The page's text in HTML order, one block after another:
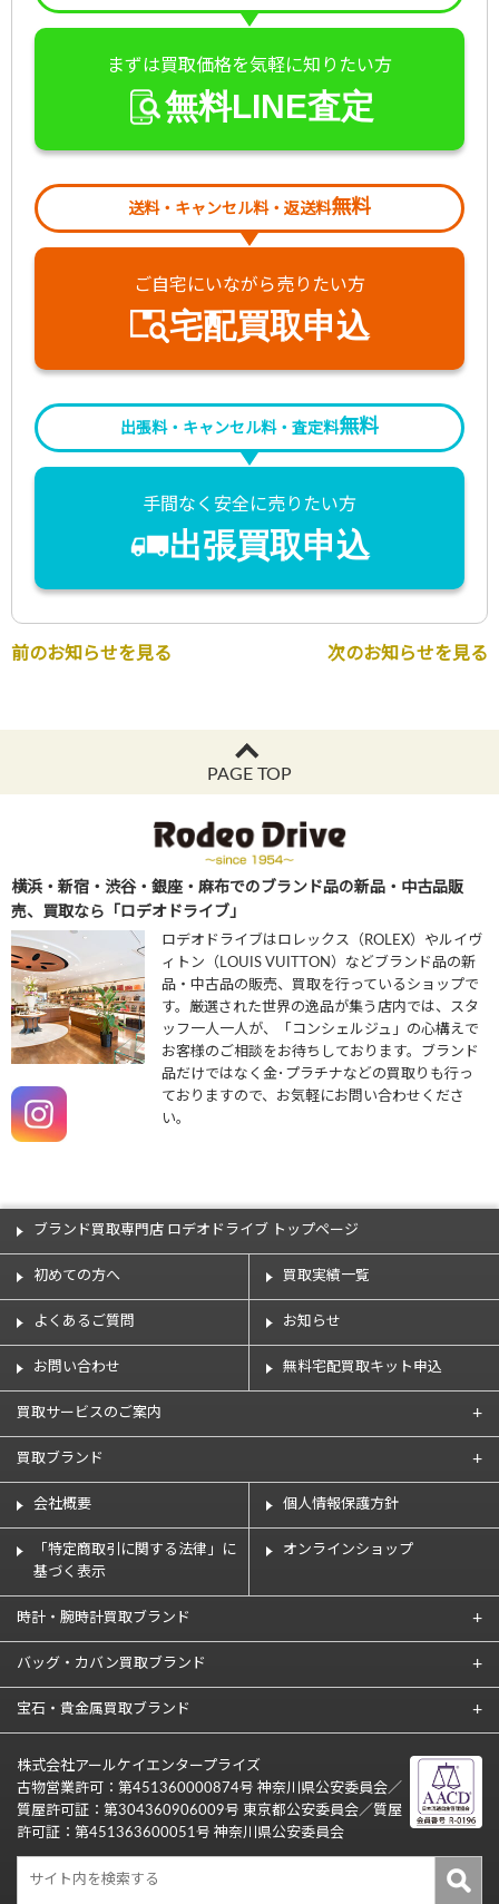
まずは買取価格を気軽に知りたい方
無料LINE査定
送料・キャンセル料・返送料無料
ご自宅にいながら売りたい方
宅配買取申込
出張料・キャンセル料・査定料無料
手間なく安全に売りたい方
出張買取申込
前のお知らせを見る 次のお知らせを見る
PAGE TOP
横浜・新宿・渋谷・銀座・麻布でのブランド品の新品・中古品販
売、買取なら「ロデオドライブ」
ロデオドライブはロレックス（ROLEX）やルイヴ
ィトン（LOUIS VUITTON）などブランド品の新
品・中古品の販売、買取を行っているショップで
す。厳選された世界の逸品が集う店内では、スタ
ッフ一人一人が、「コンシェルジュ」の心構えで
お客様のご相談をお待ちしております。ブランド
品だけではなく金･プラチナなどの買取りも行っ
ておりますので、お気軽にお問い合わせくださ
い。
ブランド買取専門店 ロデオドライブ トップページ
初めての方へ 買取実績一覧
よくあるご質問 お知らせ
お問い合わせ 無料宅配買取キット申込
買取サービスのご案内
買取ブランド
会社概要 個人情報保護方針
「特定商取引に関する法律」に
基づく表示
オンラインショップ
時計・腕時計買取ブランド
バッグ・カバン買取ブランド
宝石・貴金属買取ブランド
株式会社アールケイエンタープライズ
古物営業許可：第451360000874号 神奈川県公安委員会／
質屋許可証：第304360906009号 東京都公安委員会／質屋
許可証：第451363600051号 神奈川県公安委員会